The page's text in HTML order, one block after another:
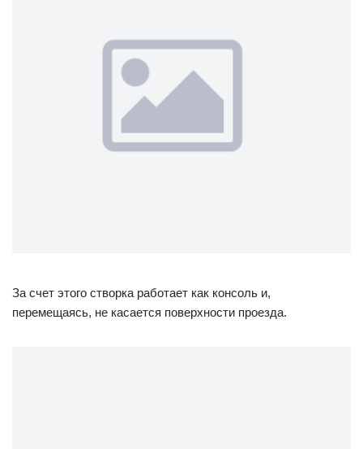
За счет этого створка работает как консоль и,
перемещаясь, не касается поверхности проезда.